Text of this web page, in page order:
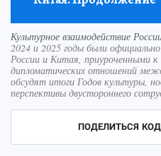
Культурное взаимодействие
2024 и 2025 годы были
России и Китая, приуроченными
дипломатических отношений
обсудят итоги Годов культуры,
перспективы двустороннего
ПОДЕЛИТЬСЯ